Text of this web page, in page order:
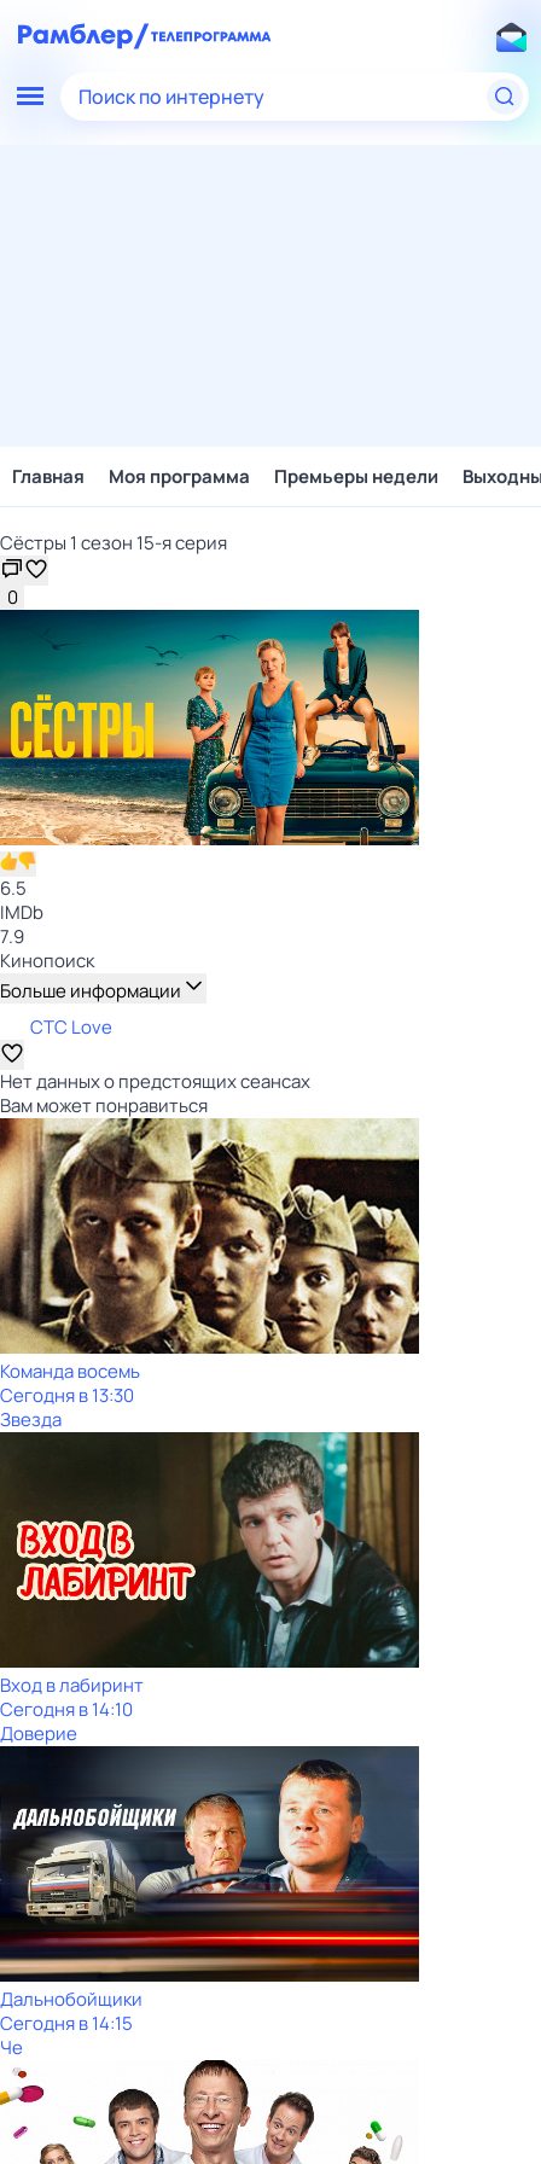
Поиск по интернету
Главная Моя программа Премьеры недели
Сёстры 1 сезон 15-я серия
0
6.5
IMDb
7.9
Кинопоиск
Больше информации
СТС Love
Нет данных о предстоящих сеансах
Вам может понравиться
Команда восемь
Сегодня в 13:30
Звезда
Вход в лабиринт
Сегодня в 14:10
Доверие
Дальнобойщики
Сегодня в 14:15
Че